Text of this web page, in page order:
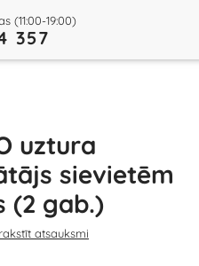
(11:00-19:00)
357
uztura
sievietēm
(2 gab.)
atsauksmi